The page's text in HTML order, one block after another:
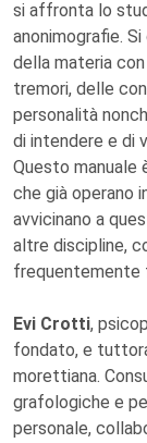
si affronta lo
anonimografie.
della materia
tremori, delle
personalità
di intendere e di
Questo manuale
che già operano
avvicinano a
altre discipline,
frequentemente
Evi Crotti,
fondato, e
morettiana.
grafologiche e
personale,